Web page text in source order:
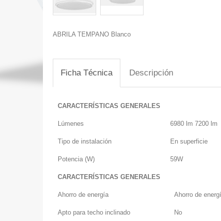
ABRILA TEMPANO Blanco
Ficha Técnica Descripción
CARACTERÍSTICAS GENERALES
Lúmenes 6980 lm 7200 lm
Tipo de instalación En superficie
Potencia (W) 59W
CARACTERÍSTICAS GENERALES
Ahorro de energía Ahorro de
Apto para techo inclinado No